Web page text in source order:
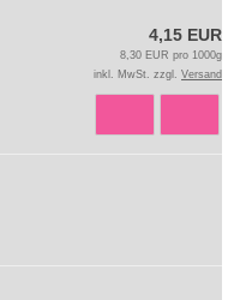
4,15 EUR
8,30 EUR pro 1000g
inkl. MwSt. zzgl. Versand